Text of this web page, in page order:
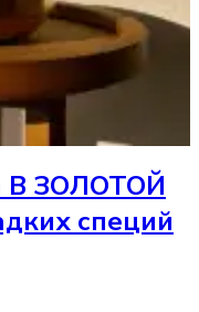
В ЗОЛОТОЙ
специй